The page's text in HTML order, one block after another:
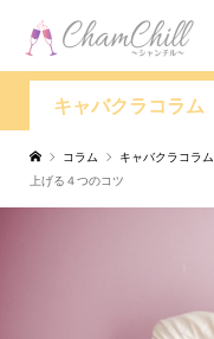
キャバクラコラム
コラム キャバクラコラム
上げる４つのコツ